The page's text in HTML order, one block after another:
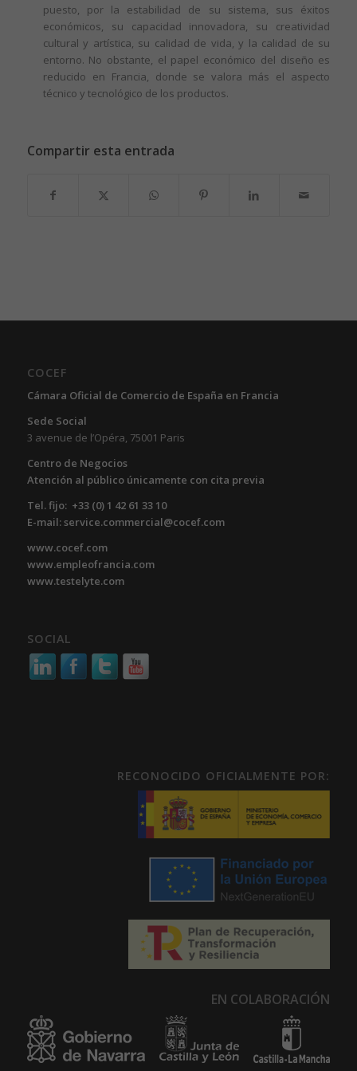
puesto, por la estabilidad de su sistema, sus éxitos
económicos, su capacidad innovadora, su creatividad
cultural y artística, su calidad de vida, y la calidad de su
entorno. No obstante, el papel económico del diseño es
reducido en Francia, donde se valora más el aspecto
técnico y tecnológico de los productos.
Compartir esta entrada
COCEF
Cámara Oficial de Comercio de España en Francia
Sede Social
3 avenue de l’Opéra, 75001 Paris
Centro de Negocios
Atención al público únicamente con cita previa
Tel. fijo: +33 (0) 1 42 61 33 10
E-mail: service.commercial@cocef.com
www.cocef.com
www.empleofrancia.com
www.testelyte.com
SOCIAL
RECONOCIDO OFICIALMENTE POR:
EN COLABORACIÓN